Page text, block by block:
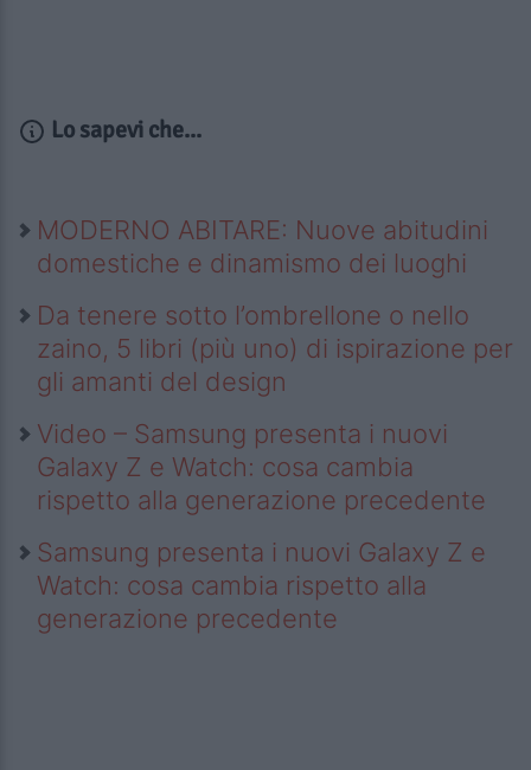
Lo sapevi che...
MODERNO ABITARE: Nuove abitudini
domestiche e dinamismo dei luoghi
Da tenere sotto l’ombrellone o nello
zaino, 5 libri (più uno) di ispirazione per
gli amanti del design
Video – Samsung presenta i nuovi
Galaxy Z e Watch: cosa cambia
rispetto alla generazione precedente
Samsung presenta i nuovi Galaxy Z e
Watch: cosa cambia rispetto alla
generazione precedente